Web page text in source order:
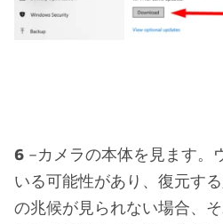
6–カメラの本体を見ます。
いる可能性があり、復元す
の兆候が見られない場合、